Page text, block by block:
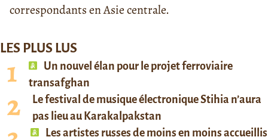
correspondants en Asie centrale.
LES PLUS LUS
Un nouvel élan pour le projet ferroviaire
transafghan
Le festival de musique électronique Stihia n’aura
pas lieu au Karakalpakstan
Les artistes russes de moins en moins accueillis